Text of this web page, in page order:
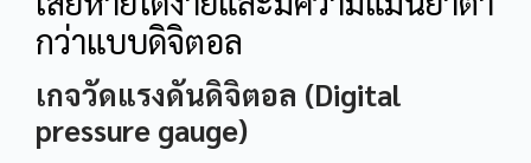
กว่าแบบดิจิตอล
เกจวัดแรงดันดิจิตอล (Digital
pressure gauge)